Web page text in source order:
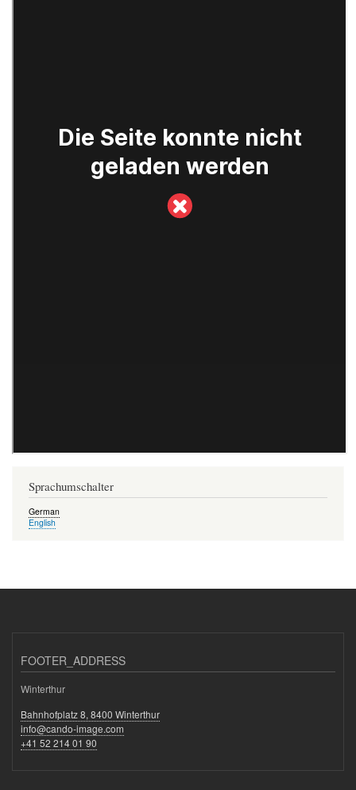
Sprachumschalter
German
English
FOOTER_ADDRESS
Winterthur
Bahnhofplatz 8, 8400 Winterthur
info@cando-image.com
+41 52 214 01 90